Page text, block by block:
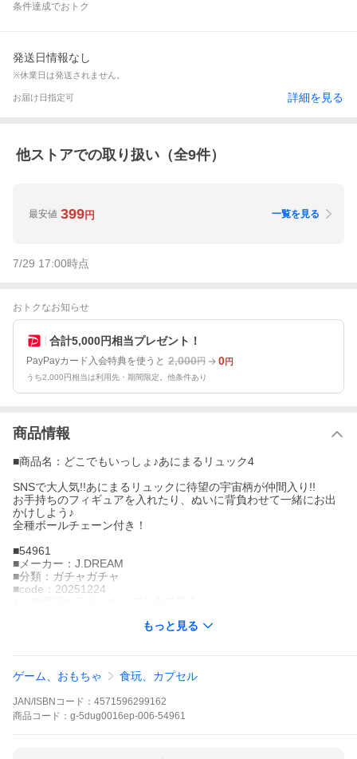
条件達成でおトク
発送日情報なし
※休業日は発送されません。
お届け日指定可 詳細を見る
他ストアでの取り扱い（全9件）
最安値 399円 一覧を見る
7/29 17:00時点
おトクなお知らせ
合計5,000円相当プレゼント！
PayPayカード入会特典を使うと 2,000円 0円
うち2,000円相当は利用先・期間限定。他条件あり
商品情報
■商品名：どこでもいっしょ♪あにまるリュック4
SNSで大人気!!あにまるリュックに待望の宇宙柄が仲間入り!!
お手持ちのフィギュアを入れたり、ぬいに背負わせて一緒にお出
かけしよう♪
全種ボールチェーン付き！
■54961
■メーカー：J.DREAM
■分類：ガチャガチャ
■code：20251224
この商品のラインナップを全て見る
▼この商品は【全5種セット(フルコンプ)】です。
かけしよう♪
英語名：Dokodemo Issho Animal Backpack Part.4 J.DREAM Cap
このシリーズには5種類のラインナップがあります。
もっと見る
ゲーム、おもちゃ 食玩、カプセル
JAN/ISBNコード： 4571596299162
商品 コード： g-5dug0016ep-006-54961